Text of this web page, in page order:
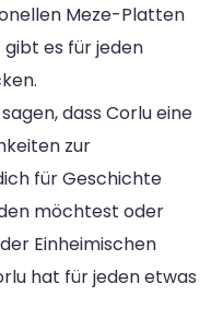
Meze-Platten
gibt es für jeden
dass Corlu eine
zur
für Geschichte
möchtest oder
Einheimischen
hat für jeden etwas